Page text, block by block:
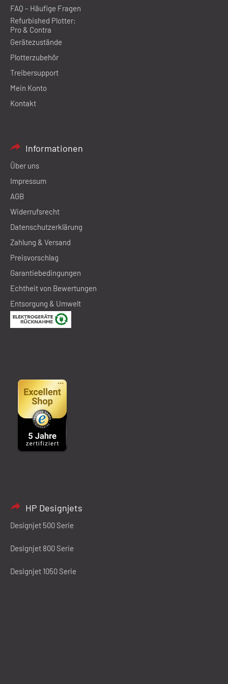
FAQ – Häufige Fragen
Refurbished Plotter:
Pro & Contra
Gerätezustände
Plotterzubehör
Treibersupport
Mein Konto
Kontakt
Informationen
Über uns
Impressum
AGB
Widerrufsrecht
Datenschutzerklärung
Zahlung & Versand
Preisvorschlag
Garantiebedingungen
Echtheit von Bewertungen
Entsorgung & Umwelt
HP Designjets
Designjet 500 Serie
Designjet 800 Serie
Designjet 1050 Serie